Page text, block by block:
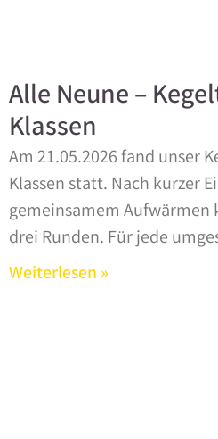
Alle Neune –
Klassen
Am 21.05.2026 fand unser
Klassen statt. Nach kurzer
gemeinsamem Aufwärmen
drei Runden. Für jede
Weiterlesen »